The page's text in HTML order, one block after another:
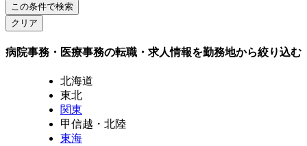
この条件で検索
クリア
病院事務・医療事務の転職・求人情報を勤務地から絞り込む
北海道
東北
関東
甲信越・北陸
東海